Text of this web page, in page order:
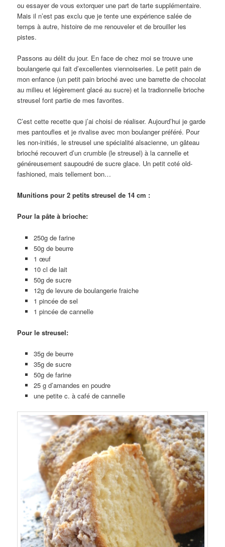
ou essayer de vous extorquer une part de tarte supplémentaire.
Mais il n’est pas exclu que je tente une expérience salée de
temps à autre, histoire de me renouveler et de brouiller les
pistes.
Passons au délit du jour. En face de chez moi se trouve une
boulangerie qui fait d’excellentes viennoiseries. Le petit pain de
mon enfance (un petit pain brioché avec une barrette de chocolat
au milieu et légèrement glacé au sucre) et la tradionnelle brioche
streusel font partie de mes favorites.
C’est cette recette que j’ai choisi de réaliser. Aujourd’hui je garde
mes pantoufles et je rivalise avec mon boulanger préféré. Pour
les non-initiés, le streusel une spécialité alsacienne, un gâteau
brioché recouvert d’un crumble (le streusel) à la cannelle et
généreusement saupoudré de sucre glace. Un petit coté old-
fashioned, mais tellement bon…
Munitions pour 2 petits streusel de 14 cm :
Pour la pâte à brioche:
250g de farine
50g de beurre
1 œuf
10 cl de lait
50g de sucre
12g de levure de boulangerie fraiche
1 pincée de sel
1 pincée de cannelle
Pour le streusel:
35g de beurre
35g de sucre
50g de farine
25 g d’amandes en poudre
une petite c. à café de cannelle